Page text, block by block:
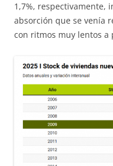
1,7%, respectivamente,
absorción que se venía
con ritmos muy lentos a